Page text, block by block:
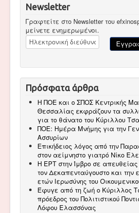
Newsletter
Γραφτείτε στο Newsletter του
μείνετε ενημερωμένοι.
Πρόσφατα άρθρα
Η ΠΟΕ και ο ΣΠΟΣ Κεντρικής
Θεσσαλίας εκφράζουν τα
για το θάνατο του Κύριλλου
ΠΟΕ: Ημέρα Μνήμης για την
Ασσυρίων
Επικήδειος λόγος από την
στον αείμνηστο γιατρό Νίκο
Η ΕΡΤ στην Ίμβρο σε
τον Δεκαπενταύγουστο και την
ετών Ιερωσύνης του
Έφυγε από τη ζωή ο Κύριλλος
πρόεδρος του Πολιτιστικού
Λόφου Ελασσόνας